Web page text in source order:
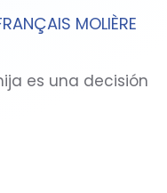
MOLIÈRE
es una decisión